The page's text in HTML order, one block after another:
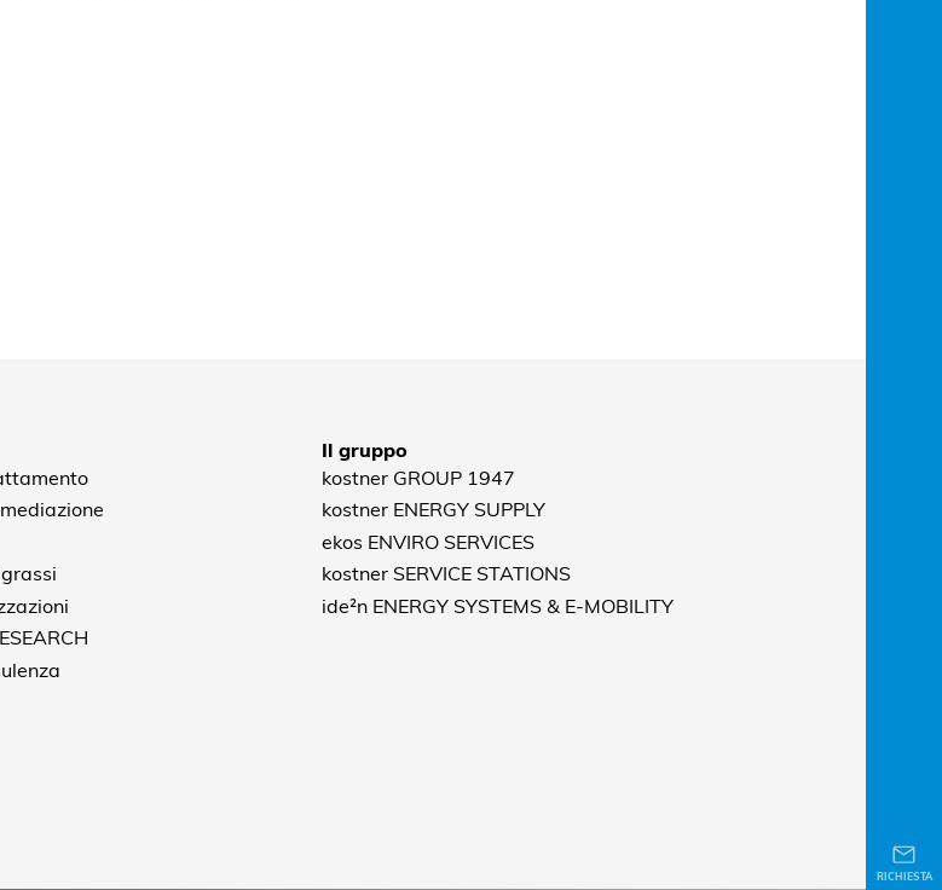
RICHIESTA
Il gruppo
kostner GROUP 1947
kostner ENERGY SUPPLY
ekos ENVIRO SERVICES
kostner SERVICE STATIONS
ide²n ENERGY SYSTEMS & E-MOBILITY